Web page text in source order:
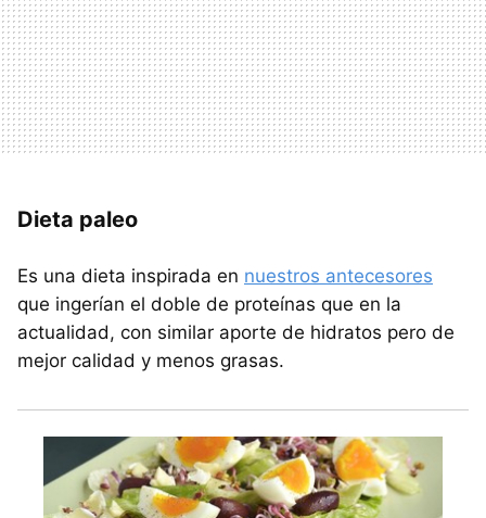
Dieta paleo
Es una dieta inspirada en nuestros antecesores
que ingerían el doble de proteínas que en la
actualidad, con similar aporte de hidratos pero de
mejor calidad y menos grasas.